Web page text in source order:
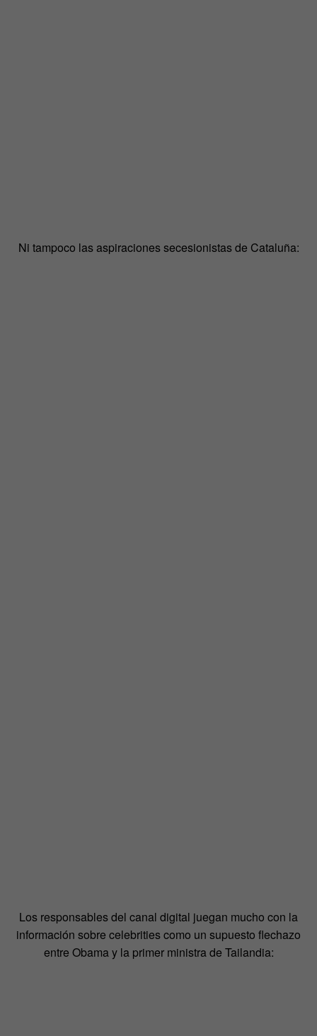
Ni tampoco las aspiraciones secesionistas de Cataluña:
Los responsables del canal digital juegan mucho con la
información sobre celebrities como un supuesto flechazo
entre Obama y la primer ministra de Tailandia: